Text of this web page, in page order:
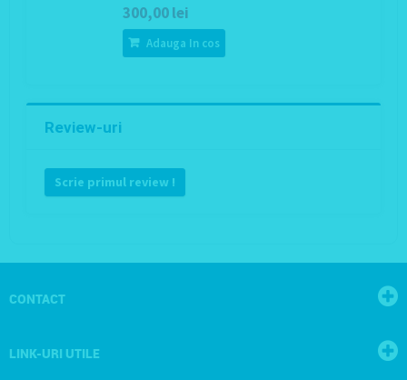
300,00 lei
Adauga In cos
Review-uri
Scrie primul review !
CONTACT
LINK-URI UTILE